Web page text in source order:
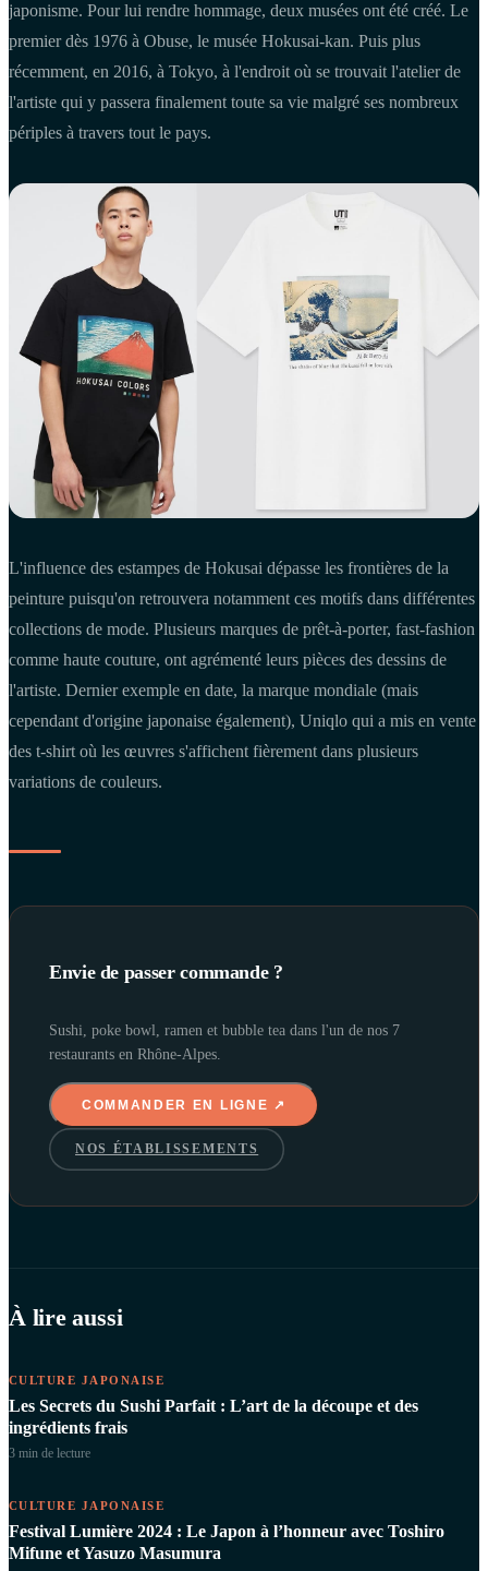
japonisme. Pour lui rendre hommage, deux musées ont été créé. Le
premier dès 1976 à Obuse, le musée Hokusai-kan. Puis plus
récemment, en 2016, à Tokyo, à l'endroit où se trouvait l'atelier de
l'artiste qui y passera finalement toute sa vie malgré ses nombreux
périples à travers tout le pays.
L'influence des estampes de Hokusai dépasse les frontières de la
peinture puisqu'on retrouvera notamment ces motifs dans différentes
collections de mode. Plusieurs marques de prêt-à-porter, fast-fashion
comme haute couture, ont agrémenté leurs pièces des dessins de
l'artiste. Dernier exemple en date, la marque mondiale (mais
cependant d'origine japonaise également), Uniqlo qui a mis en vente
des t-shirt où les œuvres s'affichent fièrement dans plusieurs
variations de couleurs.
Envie de passer commande ?
Sushi, poke bowl, ramen et bubble tea dans l'un de nos 7
restaurants en Rhône-Alpes.
COMMANDER EN LIGNE ↗
NOS ÉTABLISSEMENTS
À lire aussi
CULTURE JAPONAISE
Les Secrets du Sushi Parfait : L’art de la découpe et des
ingrédients frais
3 min de lecture
CULTURE JAPONAISE
Festival Lumière 2024 : Le Japon à l’honneur avec Toshiro
Mifune et Yasuzo Masumura